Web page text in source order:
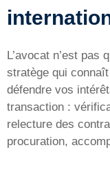
L’avocat n’est pas
stratège qui
défendre vos
transaction :
relecture des
procuration,